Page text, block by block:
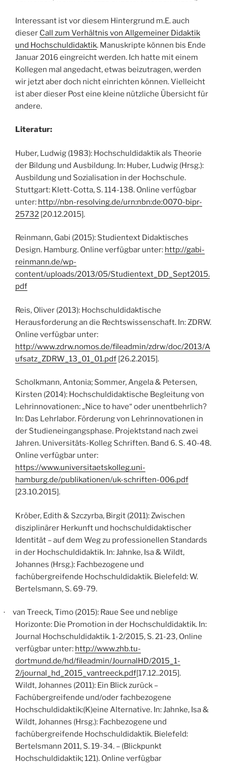
Interessant ist vor diesem Hintergrund m.E. auch
dieser Call zum Verhältnis von Allgemeiner Didaktik
und Hochschuldidaktik. Manuskripte können bis Ende
Januar 2016 eingreicht werden. Ich hatte mit einem
Kollegen mal angedacht, etwas beizutragen, werden
wir jetzt aber doch nicht einrichten können. Vielleicht
ist aber dieser Post eine kleine nützliche Übersicht für
andere.
Literatur:
Huber, Ludwig (1983): Hochschuldidaktik als Theorie
der Bildung und Ausbildung. In: Huber, Ludwig (Hrsg.):
Ausbildung und Sozialisation in der Hochschule.
Stuttgart: Klett-Cotta, S. 114-138. Online verfügbar
unter: http://nbn-resolving.de/urn:nbn:de:0070-bipr-
25732 [20.12.2015].
Reinmann, Gabi (2015): Studientext Didaktisches
Design. Hamburg. Online verfügbar unter: http://gabi-
reinmann.de/wp-
content/uploads/2013/05/Studientext_DD_Sept2015.
pdf
Reis, Oliver (2013): Hochschuldidaktische
Herausforderung an die Rechtswissenschaft. In: ZDRW.
Online verfügbar unter:
http://www.zdrw.nomos.de/fileadmin/zdrw/doc/2013/A
ufsatz_ZDRW_13_01_01.pdf [26.2.2015].
Scholkmann, Antonia; Sommer, Angela & Petersen,
Kirsten (2014): Hochschuldidaktische Begleitung von
Lehrinnovationen: „Nice to have“ oder unentbehrlich?
In: Das Lehrlabor. Förderung von Lehrinnovationen in
der Studieneingangsphase. Projektstand nach zwei
Jahren. Universitäts-Kolleg Schriften. Band 6. S. 40-48.
Online verfügbar unter:
https://www.universitaetskolleg.uni-
hamburg.de/publikationen/uk-schriften-006.pdf
[23.10.2015].
Kröber, Edith & Szczyrba, Birgit (2011): Zwischen
disziplinärer Herkunft und hochschuldidaktischer
Identität – auf dem Weg zu professionellen Standards
in der Hochschuldidaktik. In: Jahnke, Isa & Wildt,
Johannes (Hrsg.): Fachbezogene und
fachübergreifende Hochschuldidaktik. Bielefeld: W.
Bertelsmann, S. 69-79.
·
van Treeck, Timo (2015): Raue See und neblige
Horizonte: Die Promotion in der Hochschuldidaktik. In:
Journal Hochschuldidaktik. 1-2/2015, S. 21-23, Online
verfügbar unter: http://www.zhb.tu-
dortmund.de/hd/fileadmin/JournalHD/2015_1-
2/journal_hd_2015_vantreeck.pdf[17.12..2015].
Wildt, Johannes (2011): Ein Blick zurück –
Fachübergreifende und/oder fachbezogene
Hochschuldidaktik:(K)eine Alternative. In: Jahnke, Isa &
Wildt, Johannes (Hrsg.): Fachbezogene und
fachübergreifende Hochschuldidaktik. Bielefeld:
Bertelsmann 2011, S. 19-34. – (Blickpunkt
Hochschuldidaktik; 121). Online verfügbar